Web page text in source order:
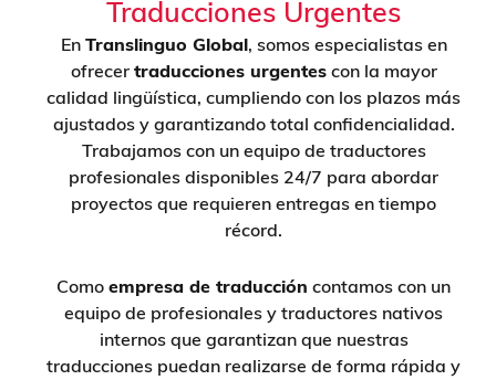
Traducciones Urgentes
En Translinguo Global, somos especialistas en
ofrecer traducciones urgentescon la mayor
calidad lingüística, cumpliendo con los plazos más
ajustados y garantizando total confidencialidad.
Trabajamos con un equipo de traductores
profesionales disponibles 24/7 para abordar
proyectos que requieren entregas en tiempo
récord.
Como empresa de traducción contamos con un
equipo de profesionales y traductores nativos
internos que garantizan que nuestras
traducciones puedan realizarse de forma rápida y